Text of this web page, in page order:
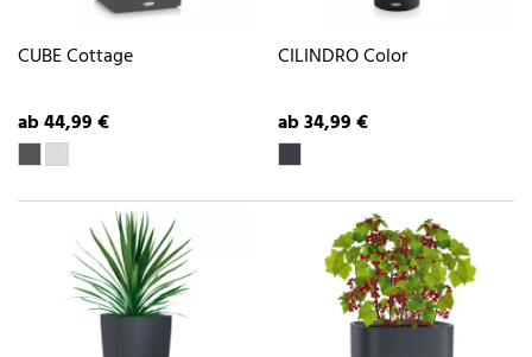
CUBE Cottage
ab 44,99 €
CILINDRO Color
ab 34,99 €